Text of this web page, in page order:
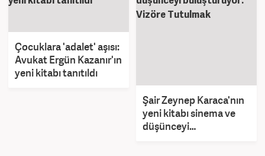
Çocuklara 'adalet' aşısı:
Avukat Ergün Kazanır'ın
yeni kitabı tanıtıldı
Şair Zeynep Karaca'nın
yeni kitabı sinema ve
düşünceyi